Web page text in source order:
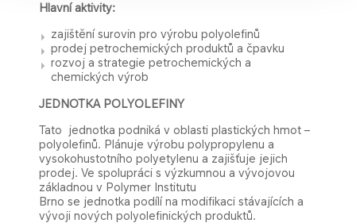
Hlavní aktivity:
zajištění surovin pro výrobu polyolefinů
prodej petrochemických produktů a čpavku
rozvoj a strategie petrochemických a
chemických výrob
JEDNOTKA POLYOLEFINY
Tato jednotka podniká v oblasti plastických hmot –
polyolefinů. Plánuje výrobu polypropylenu a
vysokohustotního polyetylenu a zajišťuje jejich
prodej. Ve spolupráci s výzkumnou a vývojo​vou
základnou v Polymer Institutu
Brno se jednotka podílí na modifikaci stávajících a
vývoji nových polyolefinických produktů.